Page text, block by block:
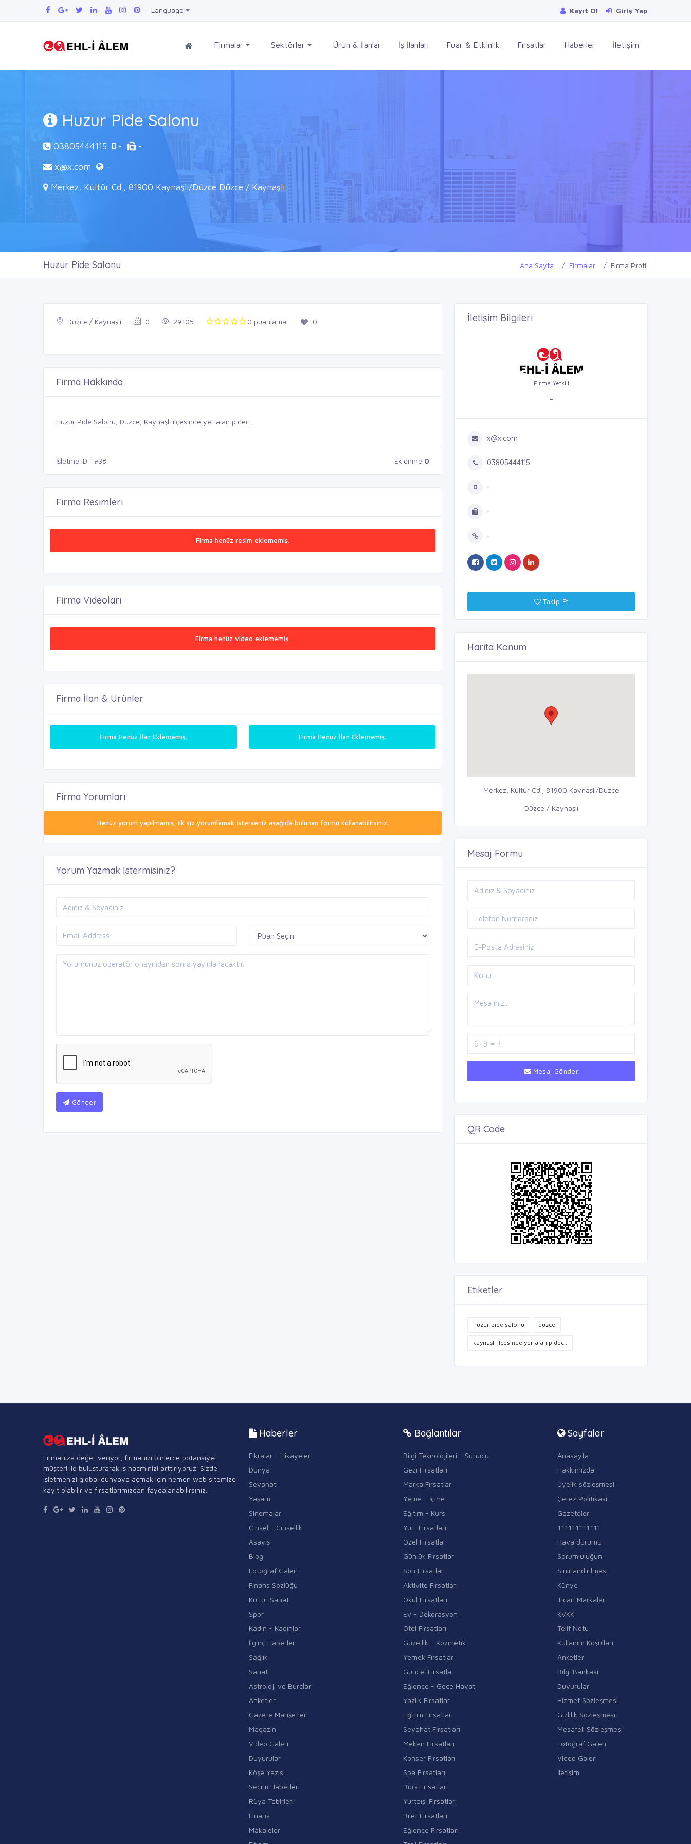
Language Kayıt Ol Giriş Yap
Firmalar Sektörler Ürün & İlanlar İş İlanları Fuar & Etkinlik Fırsatlar Haberler İletişim
Huzur Pide Salonu
03805444115 -
-
x@x.com
-
Merkez, Kültür Cd., 81900 Kaynaşlı/Düzce Düzce / Kaynaşlı
Huzur Pide Salonu Ana Sayfa Firmalar Firma Profil
Düzce / Kaynaşlı 0 29105 0 puanlama. 0
Firma Hakkında
Huzur Pide Salonu, Düzce, Kaynaşlı ilçesinde yer alan pideci.
İşletme ID : #38 Eklenme 0
Firma Resimleri
Firma henüz resim eklememiş.
Firma Videoları
Firma henüz video eklememiş.
Firma İlan & Ürünler
Firma Henüz İlan Eklememiş. Firma Henüz İlan Eklememiş.
Firma Yorumları
Henüz yorum yapılmamış, ilk siz yorumlamak isterseniz aşağıda bulunan formu kullanabilirsiniz.
Yorum Yazmak İstermisiniz?
Gönder
İletişim Bilgileri
Firma Yetkili
-
x@x.com
03805444115
-
-
-
Takip Et
Harita Konum
Merkez, Kültür Cd., 81900 Kaynaşlı/Düzce
Düzce / Kaynaşlı
Mesaj Formu
Mesaj Gönder
QR Code
Etiketler
huzur pide salonu düzce
kaynaşlı ilçesinde yer alan pideci.
Firmanıza değer veriyor, firmanızı binlerce potansiyel
müşteri ile buluşturarak iş hacminizi arttırıyoruz. Sizde
işletmenizi global dünyaya açmak için hemen web sitemize
kayıt olabilir ve fırsatlarımızdan faydalanabilirsiniz.
Haberler
Fıkralar - Hikayeler
Dünya
Seyahat
Yaşam
Sinemalar
Cinsel - Cinsellik
Asayiş
Blog
Fotoğraf Galeri
Finans Sözlüğü
Kültür Sanat
Spor
Kadın - Kadınlar
İlginç Haberler
Sağlık
Sanat
Astroloji ve Burçlar
Anketler
Gazete Manşetleri
Magazin
Video Galeri
Duyurular
Köşe Yazısı
Seçim Haberleri
Rüya Tabirleri
Finans
Makaleler
Bağlantılar
Bilgi Teknolojileri - Sunucu
Gezi Fırsatları
Marka Fırsatlar
Yeme - İçme
Eğitim - Kurs
Yurt Fırsatları
Özel Fırsatlar
Günlük Fırsatlar
Son Fırsatlar
Aktivite Fırsatları
Okul Fırsatları
Ev - Dekorasyon
Otel Fırsatları
Güzellik - Kozmetik
Yemek Fırsatlar
Güncel Fırsatlar
Eğlence - Gece Hayatı
Yazlık Fırsatlar
Eğitim Fırsatları
Seyahat Fırsatları
Mekan Fırsatları
Konser Fırsatları
Spa Fırsatları
Burs Fırsatları
Yurtdışı Fırsatları
Bilet Fırsatları
Eğlence Fırsatları
Sayfalar
Anasayfa
Hakkımızda
Üyelik sözleşmesi
Çerez Politikası
Gazeteler
111111111111
Hava durumu
Sorumluluğun
Sınırlandırılması
Künye
Ticari Markalar
KVKK
Telif Notu
Kullanım Koşulları
Anketler
Bilgi Bankası
Duyurular
Hizmet Sözleşmesi
Gizlilik Sözleşmesi
Mesafeli Sözleşmesi
Fotoğraf Galeri
Video Galeri
İletişim